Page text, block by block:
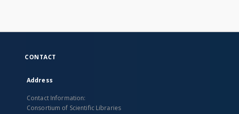
CONTACT
Address
Contact Information:
Consortium of Scientific Libraries